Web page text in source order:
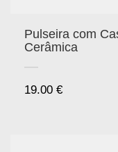
Pulseira com
Cerâmica
19.00 €